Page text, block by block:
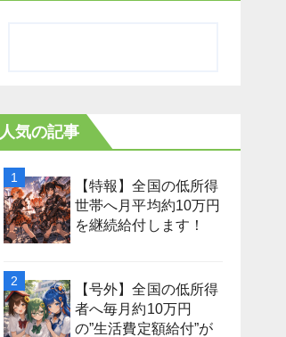
人気の記事
【特報】全国の低所得
世帯へ月平均約10万円
を継続給付します！
【号外】全国の低所得
者へ毎月約10万円
の”生活費定額給付”が